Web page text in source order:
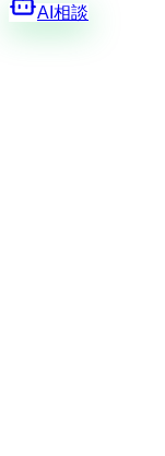
AI相談